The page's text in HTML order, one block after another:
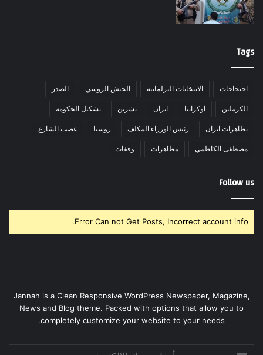
Tags
احتجاجات الانتخابات البرلمانية الجيش الروسي الصدر
الكرملين اوكرانيا ايران تشرين تشكيل الحكومة
تظاهرات ايران رئيس الوزراء المكلف روسيا غضب الشارع
مصطفى الكاظمي مظاهرات وقفات
Follow us
Error Can not Get Posts, Incorrect account info.
Jannah is a Clean Responsive WordPress Newspaper, Magazine,
News and Blog theme. Packed with options that allow you to
completely customize your website to your needs.